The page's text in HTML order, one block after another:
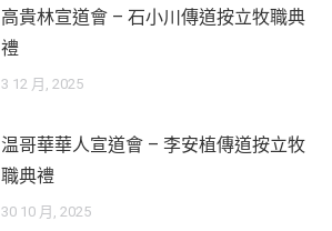
高貴林宣道會 – 石小川傳道按立牧職典
禮
3 12 月, 2025
温哥華華人宣道會 – 李安植傳道按立牧
職典禮
30 10 月, 2025